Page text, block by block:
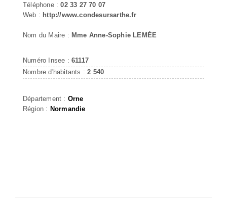
Téléphone :02 33 27 70 07
Web : http://www.condesursarthe.fr
Nom du Maire : Mme Anne-Sophie LEMÉE
Numéro Insee : 61117
Nombre d'habitants :2 540
Département : Orne
Région : Normandie